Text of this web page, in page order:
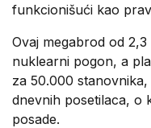
funkcionišući kao
Ovaj megabrod od
nuklearni pogon, a
za 50.000
dnevnih posetilaca, o
posade.